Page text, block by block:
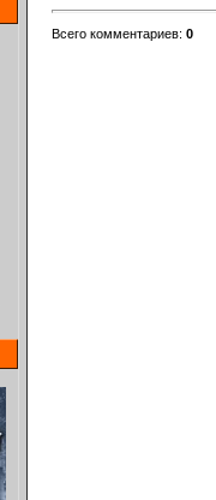
Всего комментариев: 0